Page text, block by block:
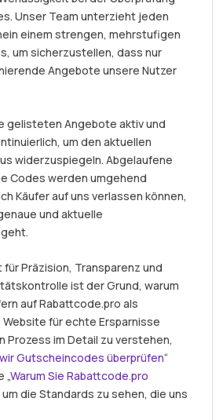
Unser Team unterzieht jeden
einem strengen, mehrstufigen
um sicherzustellen, dass nur
Angebote unsere Nutzer
gelisteten Angebote aktiv und
um den aktuellen
widerzuspiegeln. Abgelaufene
Codes werden umgehend
Käufer auf uns verlassen können,
und aktuelle
Präzision, Transparenz und
ist der Grund, warum
auf Rabattcode.pro als
für echte Ersparnisse
Prozess im Detail zu verstehen,
Gutscheincodes überprüfen“
„Warum Sie Rabattcode.pro
um die Standards zu sehen, die uns